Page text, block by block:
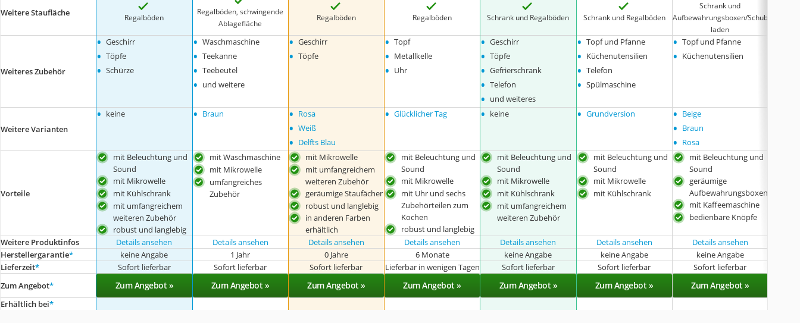
Weitere Staufläche Regalböden
Regalböden, schwingende
Ablagefläche
Regalböden Regalböden Schrank und Regalböden Schrank und Regalböden
Schrank und
Aufbewahrungsboxen/Schub
laden
Weiteres Zubehör
• Geschirr
• Töpfe
• Schürze
• Waschmaschine
• Teekanne
• Teebeutel
• und weitere
• Geschirr
• Töpfe
• Topf
• Metallkelle
• Uhr
• Geschirr
• Töpfe
• Gefrierschrank
• Telefon
• und weiteres
• Topf und Pfanne
• Küchenutensilien
• Telefon
• Spülmaschine
• Topf und Pfanne
• Küchenutensilien
Weitere Varianten
• keine • Braun • Rosa
• Weiß
• Delfts Blau
• Glücklicher Tag • keine • Grundversion • Beige
• Braun
• Rosa
Vorteile
mit Beleuchtung und
Sound
mit Mikrowelle
mit Kühlschrank
mit umfangreichem
weiteren Zubehör
robust und langlebig
mit Waschmaschine
mit Mikrowelle
umfangreiches
Zubehör
mit Mikrowelle
mit umfangreichem
weiteren Zubehör
geräumige Staufächer
robust und langlebig
in anderen Farben
erhältlich
mit Beleuchtung und
Sound
mit Mikrowelle
mit Uhr und sechs
Zubehörteilen zum
Kochen
robust und langlebig
mit Beleuchtung und
Sound
mit Mikrowelle
mit Kühlschrank
mit umfangreichem
weiteren Zubehör
mit Beleuchtung und
Sound
mit Mikrowelle
mit Kühlschrank
mit Beleuchtung und
Sound
geräumige
Aufbewahrungsboxen
mit Kaffeemaschine
bedienbare Knöpfe
Weitere Produktinfos Details ansehen Details ansehen Details ansehen Details ansehen Details ansehen Details ansehen
Details ansehen
Herstellergarantie* keine Angabe 1 Jahr 0 Jahre 6 Monate keine Angabe keine Angabe
keine Angabe
Lieferzeit* Sofort lieferbar Sofort lieferbar Sofort lieferbar Lieferbar in wenigen Tagen Sofort lieferbar Sofort lieferbar Sofort lieferbar
Zum Angebot* Zum Angebot » Zum Angebot » Zum Angebot » Zum Angebot » Zum Angebot » Zum Angebot » Zum Angebot »
Erhältlich bei*